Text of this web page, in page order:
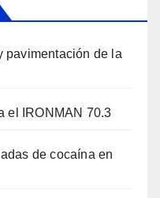
pavimentación de la
el IRONMAN 70.3
de cocaína en